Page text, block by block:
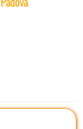
Padova